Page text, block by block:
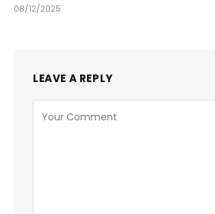
08/12/2025
LEAVE A REPLY